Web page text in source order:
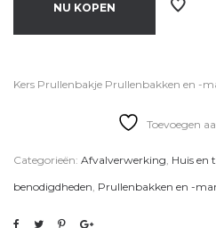
NU KOPEN
Kers Prullenbakje Prullenbakken en -
Toevoegen
Categorieën: Afvalverwerking, Huis en
benodigdheden, Prullenbakken en -